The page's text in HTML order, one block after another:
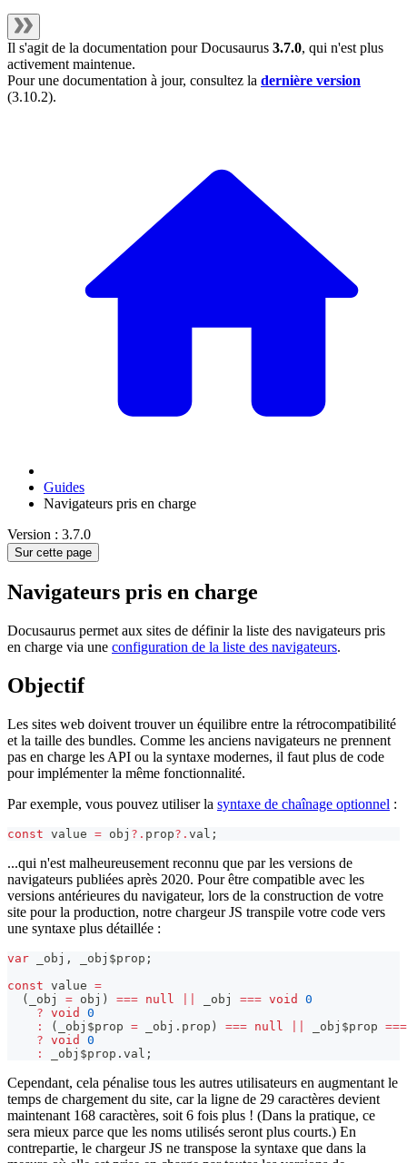
Il s'agit de la documentation pourDocusaurus 3.7.0, qui n'est plus
activement maintenue.
Pour une documentation à jour, consultez la dernière version
(3.10.2).
Guides
Navigateurs pris en charge
Version : 3.7.0
Sur cette page
Navigateurs pris en charge
Docusaurus permet aux sites de définir la liste des navigateurs pris
en charge via une configuration de la liste des navigateurs.
Objectif
Les sites web doivent trouver un équilibre entre la rétrocompatibilité
et la taille des bundles. Comme les anciens navigateurs ne prennent
pas en charge les API ou la syntaxe modernes, il faut plus de code
pour implémenter la même fonctionnalité.
Par exemple, vous pouvez utiliser la syntaxe de chaînage optionnel :
const value = obj ?. prop?. val ;
...qui n'est malheureusement reconnu que par les versions de
navigateurs publiées après 2020. Pour être compatible avec les
versions antérieures du navigateur, lors de la construction de votre
site pour la production, notre chargeur JS transpile votre code vers
une syntaxe plus détaillée :
var _obj , _obj$prop ;
const value =
(
_obj = obj ) === null _obj === void
0
? void
0
:
( _obj$prop = _obj . prop ) === null _obj$prop ===
? void
0
:
_obj$prop . val ;
Cependant, cela pénalise tous les autres utilisateurs en augmentant le
temps de chargement du site, car la ligne de 29 caractères devient
maintenant 168 caractères, soit 6 fois plus ! (Dans la pratique, ce
sera mieux parce que les noms utilisés seront plus courts.) En
contrepartie, le chargeur JS ne transpose la syntaxe que dans la